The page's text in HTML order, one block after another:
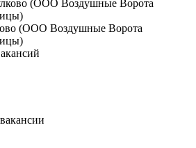
(ООО Воздушные Ворота